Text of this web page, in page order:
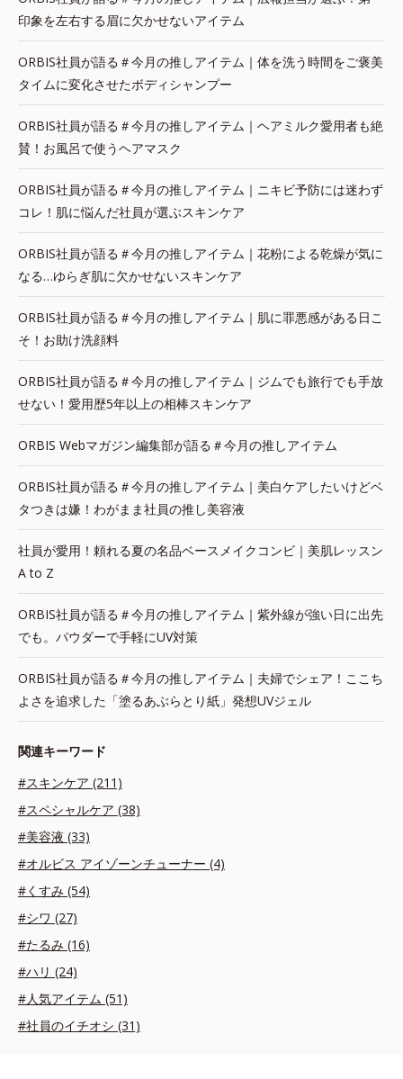
印象を左右する眉に欠かせないアイテム
ORBIS社員が語る＃今月の推しアイテム｜体を洗う時間をご褒美
タイムに変化させたボディシャンプー
ORBIS社員が語る＃今月の推しアイテム｜ヘアミルク愛用者も絶
賛！お風呂で使うヘアマスク
ORBIS社員が語る＃今月の推しアイテム｜ニキビ予防には迷わず
コレ！肌に悩んだ社員が選ぶスキンケア
ORBIS社員が語る＃今月の推しアイテム｜花粉による乾燥が気に
なる…ゆらぎ肌に欠かせないスキンケア
ORBIS社員が語る＃今月の推しアイテム｜肌に罪悪感がある日こ
そ！お助け洗顔料
ORBIS社員が語る＃今月の推しアイテム｜ジムでも旅行でも手放
せない！愛用歴5年以上の相棒スキンケア
ORBIS Webマガジン編集部が語る＃今月の推しアイテム
ORBIS社員が語る＃今月の推しアイテム｜美白ケアしたいけどベ
タつきは嫌！わがまま社員の推し美容液
社員が愛用！頼れる夏の名品ベースメイクコンビ｜美肌レッスン
A to Z
ORBIS社員が語る＃今月の推しアイテム｜紫外線が強い日に出先
でも。パウダーで手軽にUV対策
ORBIS社員が語る＃今月の推しアイテム｜夫婦でシェア！ここち
よさを追求した「塗るあぶらとり紙」発想UVジェル
関連キーワード
#スキンケア (211)
#スペシャルケア (38)
#美容液 (33)
#オルビス アイゾーンチューナー (4)
#くすみ (54)
#シワ (27)
#たるみ (16)
#ハリ (24)
#人気アイテム (51)
#社員のイチオシ (31)